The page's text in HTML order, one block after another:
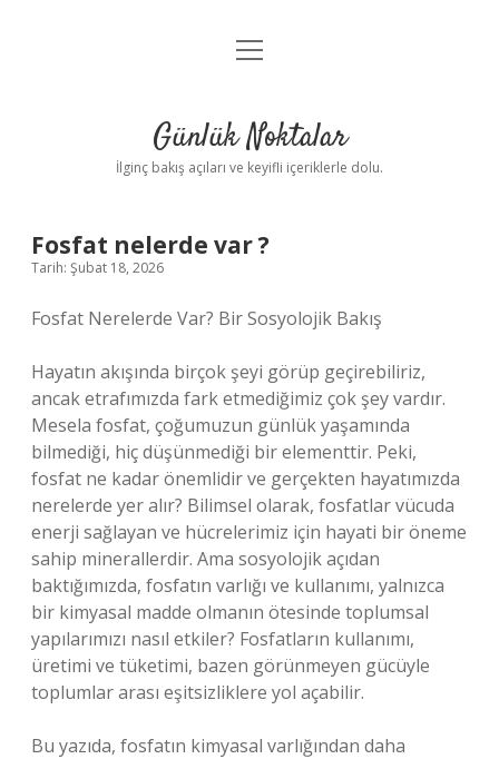
Anasayfa
Yasal Uyarı
menüyü
Günlük Noktalar
İlginç bakış açıları ve keyifli içeriklerle dolu.
Fosfat nelerde var ?
Tarih: Şubat 18, 2026
Fosfat Nerelerde Var? Bir Sosyolojik Bakış
Hayatın akışında birçok şeyi görüp geçirebiliriz,
ancak etrafımızda fark etmediğimiz çok şey vardır.
Mesela fosfat, çoğumuzun günlük yaşamında
bilmediği, hiç düşünmediği bir elementtir. Peki,
fosfat ne kadar önemlidir ve gerçekten hayatımızda
nerelerde yer alır? Bilimsel olarak, fosfatlar vücuda
enerji sağlayan ve hücrelerimiz için hayati bir öneme
sahip minerallerdir. Ama sosyolojik açıdan
baktığımızda, fosfatın varlığı ve kullanımı, yalnızca
bir kimyasal madde olmanın ötesinde toplumsal
yapılarımızı nasıl etkiler? Fosfatların kullanımı,
üretimi ve tüketimi, bazen görünmeyen gücüyle
toplumlar arası eşitsizliklere yol açabilir.
Bu yazıda, fosfatın kimyasal varlığından daha